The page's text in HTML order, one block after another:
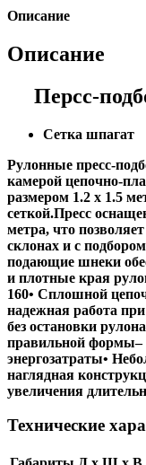
Описание
Описание
Персс-
Сетка шпагат
Рулонные пресс-
камерой цепочно-
размером 1.2 х 1.5
сеткой.Пресс
метра, что
склонах и с
подающие шнеки
и плотные края
160• Сплошной
надежная работа
без остановки
правильной формы–
энергозатраты•
наглядная
увеличения
Технические